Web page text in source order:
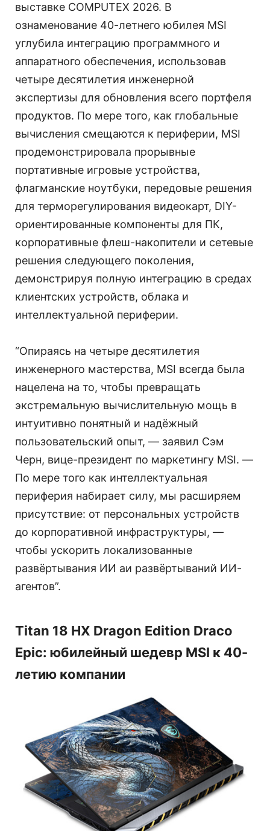
выставке COMPUTEX 2026. В
ознаменование 40-летнего юбилея MSI
углубила интеграцию программного и
аппаратного обеспечения, использовав
четыре десятилетия инженерной
экспертизы для обновления всего портфеля
продуктов. По мере того, как глобальные
вычисления смещаются к периферии, MSI
продемонстрировала прорывные
портативные игровые устройства,
флагманские ноутбуки, передовые решения
для терморегулирования видеокарт, DIY-
ориентированные компоненты для ПК,
корпоративные флеш-накопители и сетевые
решения следующего поколения,
демонстрируя полную интеграцию в средах
клиентских устройств, облака и
интеллектуальной периферии.
“Опираясь на четыре десятилетия
инженерного мастерства, MSI всегда была
нацелена на то, чтобы превращать
экстремальную вычислительную мощь в
интуитивно понятный и надёжный
пользовательский опыт, — заявил Сэм
Черн, вице-президент по маркетингу MSI. —
По мере того как интеллектуальная
периферия набирает силу, мы расширяем
присутствие: от персональных устройств
до корпоративной инфраструктуры, —
чтобы ускорить локализованные
развёртывания ИИ aи развёртываний ИИ-
агентов”.
Titan 18 HX Dragon Edition Draco
Epic: юбилейный шедевр MSI к 40-
летию компании